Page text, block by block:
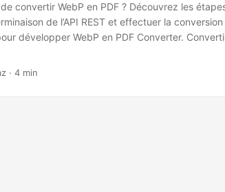
convertir WebP en PDF ? Découvrez les
de l’API REST et effectuer la conversion
développer WebP en PDF Converter.
· 4 min